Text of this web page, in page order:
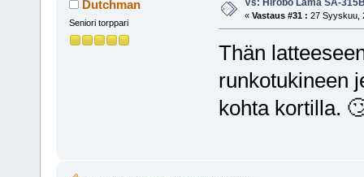
Dutchman
Seniori torppari
Vs: Hirobo Lama SA-
« Vastaus #31 : 27 Syyskuu,
Thän
runkotukineen
kohta kortilla.